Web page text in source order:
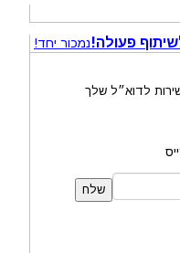
פעולה!נמכור יחד!
לדוא״ל שלך
שלח